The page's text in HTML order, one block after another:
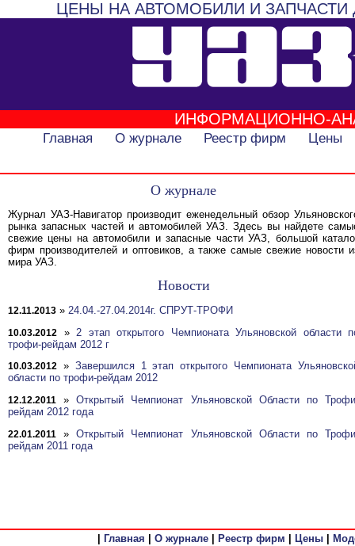
ЦЕНЫ НА АВТОМОБИЛИ И
ИНФОРМАЦИОННО-
Главная О журнале Реестр фирм Цены
О журнале
Журнал УАЗ-Навигатор производит еженедельный обзор
рынка запасных частей и автомобилей УАЗ. Здесь вы найдете
свежие цены на автомобили и запасные части УАЗ, большой
фирм производителей и оптовиков, а также самые свежие новости
мира УАЗ.
Новости
12.11.2013 » 24.04.-27.04.2014г. СПРУТ-ТРОФИ
10.03.2012 » 2 этап открытого Чемпионата Ульяновской области
трофи-рейдам 2012 г
10.03.2012 » Завершился 1 этап открытого Чемпионата
области по трофи-рейдам 2012
12.12.2011 »Открытый Чемпионат Ульяновской Области по
рейдам 2012 года
22.01.2011 »Открытый Чемпионат Ульяновской Области по
рейдам 2011 года
Главная О журнале| Реестр фирм Цены|